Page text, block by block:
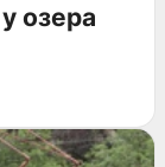
озера